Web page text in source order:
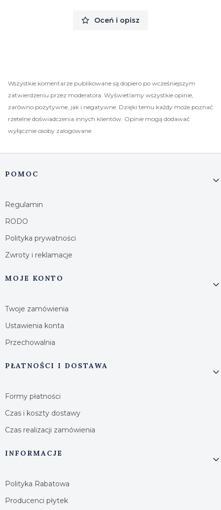
Oceń i opisz
Wszystkie komentarze publikowane są dopiero po wcześniejszym
zatwierdzeniu przez moderatora. Wyświetlamy wszystkie opinie,
zarówno pozytywne, jak i negatywne. Dzięki temu każdy może poznać
rzetelne doświadczenia innych klientów. Opinie mogą dodawać
wyłącznie osoby zalogowane.
Linki w stopce
POMOC
Regulamin
RODO
Polityka prywatności
Zwroty i reklamacje
MOJE KONTO
Twoje zamówienia
Ustawienia konta
Przechowalnia
PŁATNOŚCI I DOSTAWA
Formy płatności
Czas i koszty dostawy
Czas realizacji zamówienia
INFORMACJE
Polityka Rabatowa
Producenci płytek